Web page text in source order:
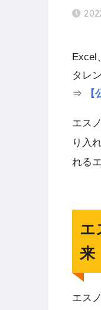
Excel
タレ
⇒
エス
り入
れる
エ
来
エス